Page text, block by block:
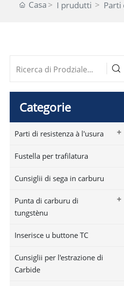
Casa I prudutti Parti
Categorie
+
Parti di resistenza à l'usura
Fustella per trafilatura
Cunsiglii di sega in carburu
+
Punta di carburu di
tungstènu
Inserisce u buttone TC
Cunsiglii per l'estrazione di
Carbide